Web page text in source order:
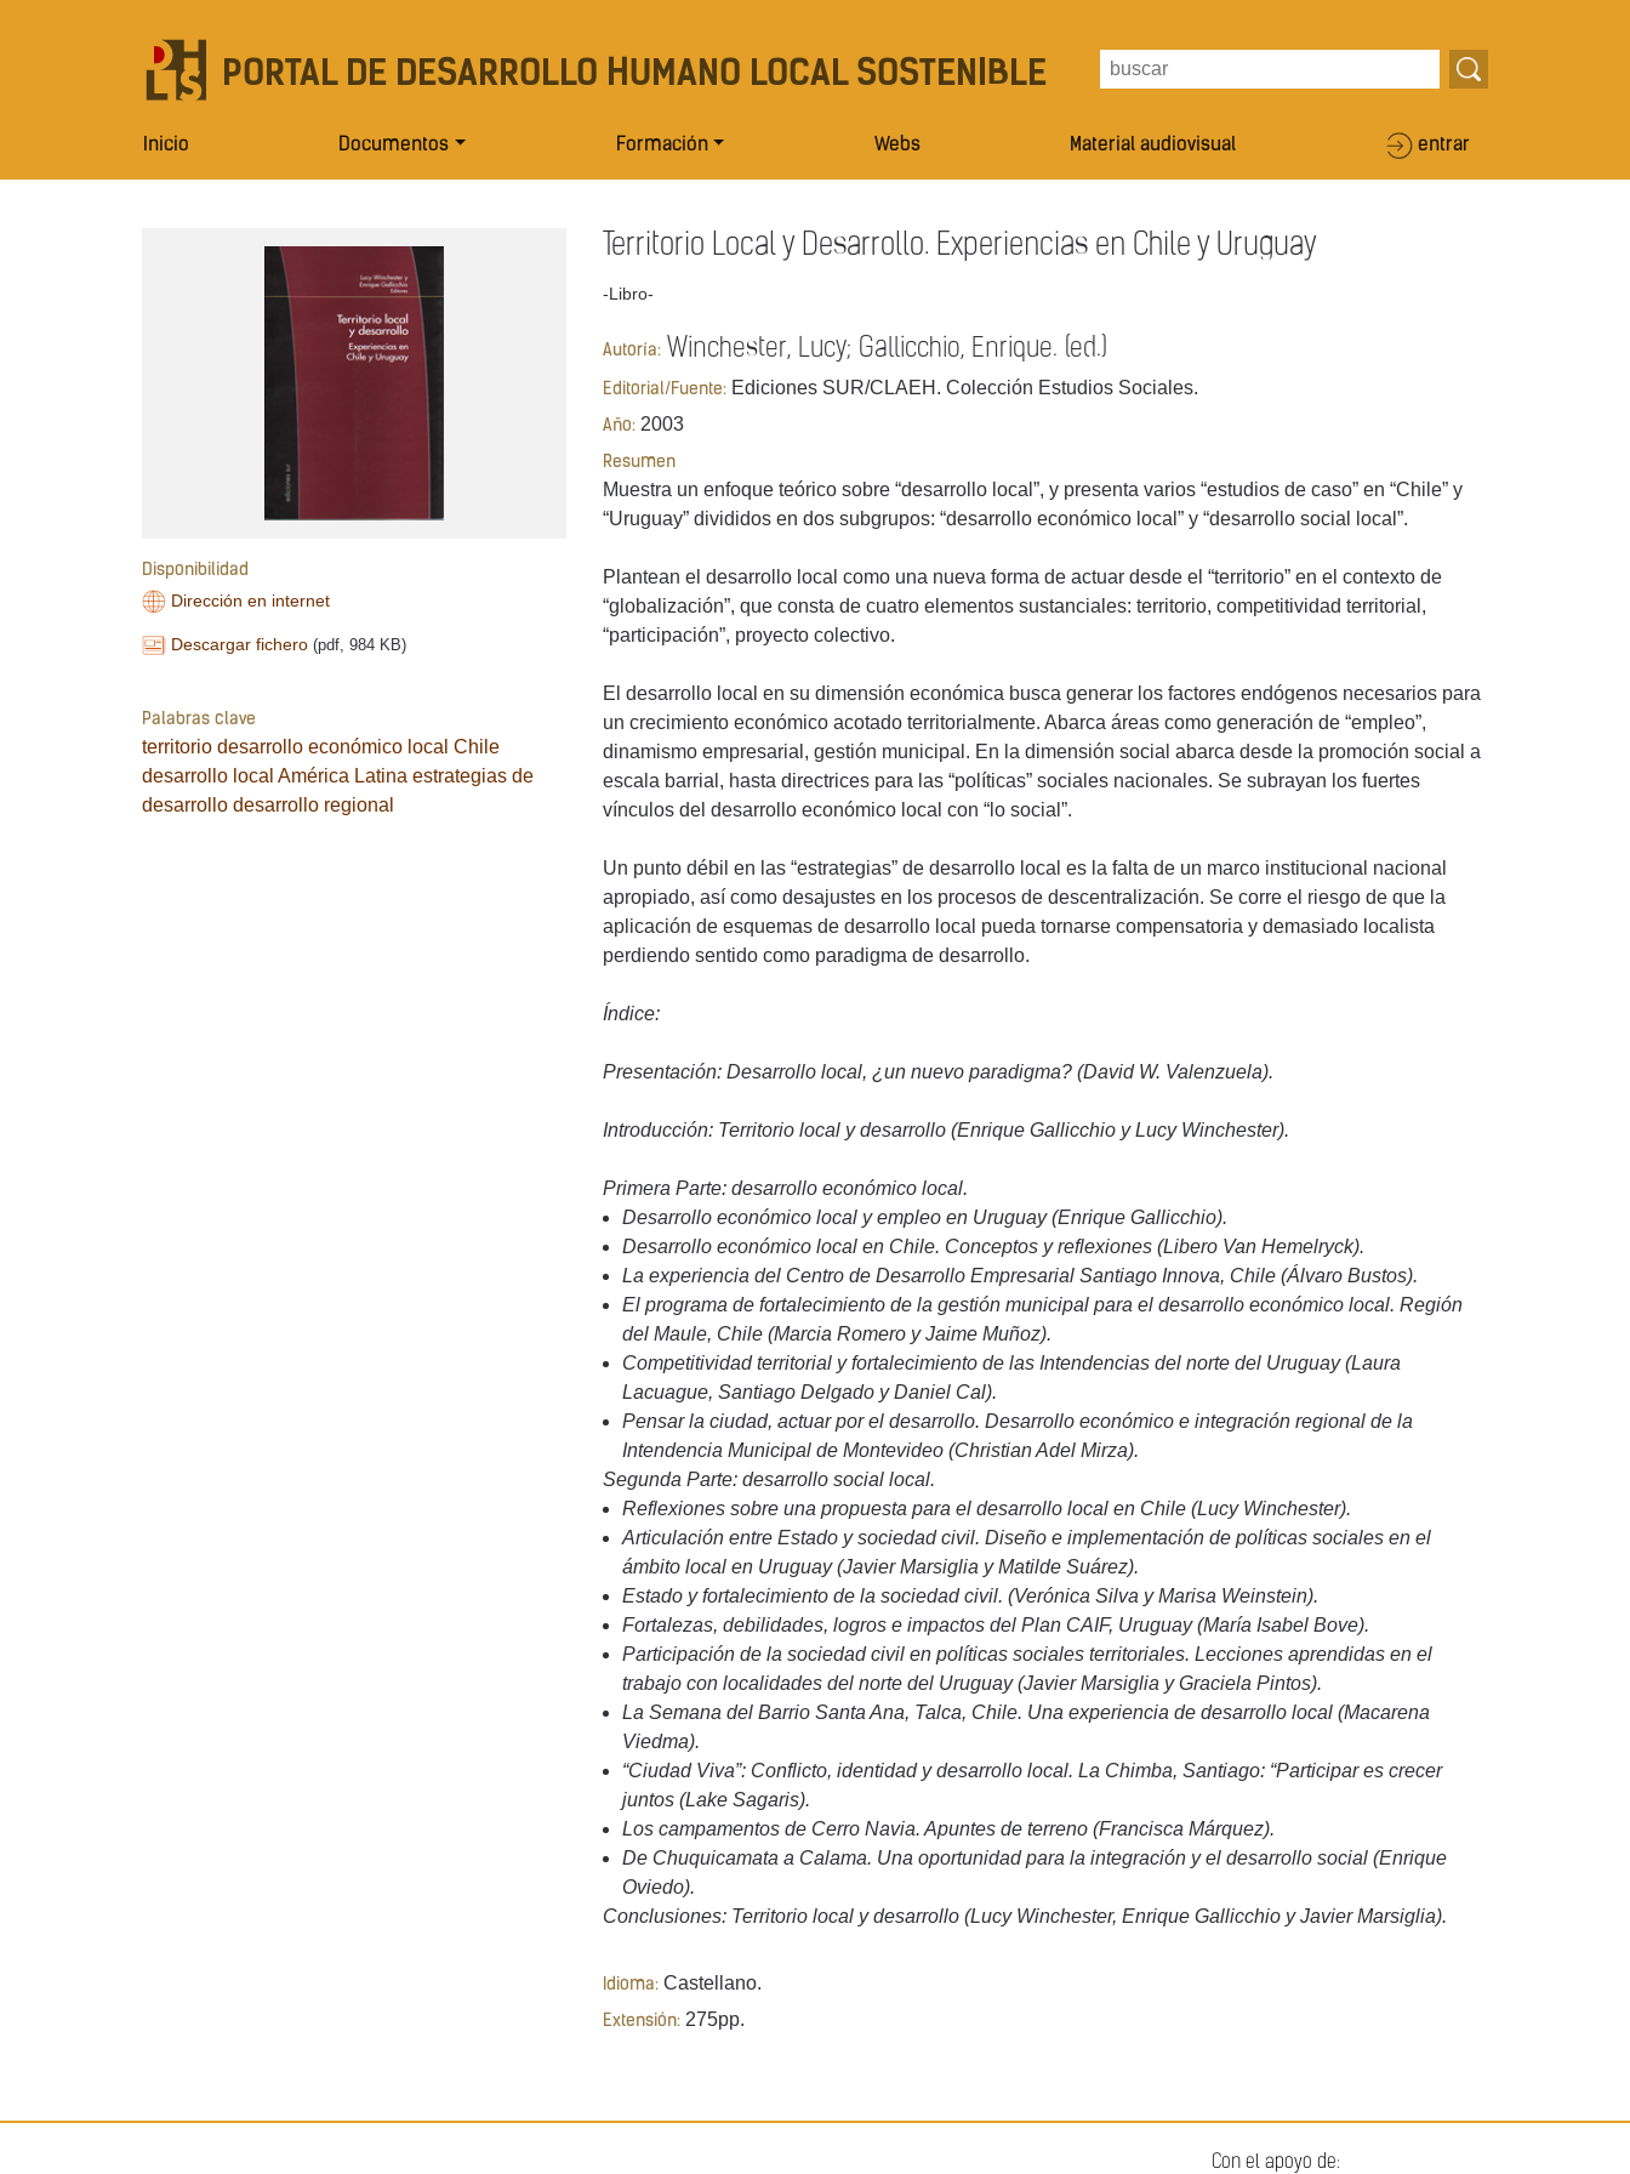
PORTAL DE DESARROLLO HUMANO LOCAL SOSTENIBLE
Inicio Documentos Formación Webs Material audiovisual entrar
Disponibilidad
Dirección en internet
Descargar fichero (pdf, 984 KB)
Palabras clave
territorio desarrollo económico local Chile
desarrollo local América Latina estrategias de
desarrollo desarrollo regional
Territorio Local y Desarrollo. Experiencias en Chile y Uruguay
-Libro-
Autoría: Winchester, Lucy; Gallicchio, Enrique. (ed.)
Editorial/Fuente: Ediciones SUR/CLAEH. Colección Estudios Sociales.
Año: 2003
Resumen
Muestra un enfoque teórico sobre “desarrollo local”, y presenta varios “estudios de caso” en “Chile” y
“Uruguay” divididos en dos subgrupos: “desarrollo económico local” y “desarrollo social local”.
Plantean el desarrollo local como una nueva forma de actuar desde el “territorio” en el contexto de
“globalización”, que consta de cuatro elementos sustanciales: territorio, competitividad territorial,
“participación”, proyecto colectivo.
El desarrollo local en su dimensión económica busca generar los factores endógenos necesarios para
un crecimiento económico acotado territorialmente. Abarca áreas como generación de “empleo”,
dinamismo empresarial, gestión municipal. En la dimensión social abarca desde la promoción social a
escala barrial, hasta directrices para las “políticas” sociales nacionales. Se subrayan los fuertes
vínculos del desarrollo económico local con “lo social”.
Un punto débil en las “estrategias” de desarrollo local es la falta de un marco institucional nacional
apropiado, así como desajustes en los procesos de descentralización. Se corre el riesgo de que la
aplicación de esquemas de desarrollo local pueda tornarse compensatoria y demasiado localista
perdiendo sentido como paradigma de desarrollo.
Índice:
Presentación: Desarrollo local, ¿un nuevo paradigma? (David W. Valenzuela).
Introducción: Territorio local y desarrollo (Enrique Gallicchio y Lucy Winchester).
Primera Parte: desarrollo económico local.
Desarrollo económico local y empleo en Uruguay (Enrique Gallicchio).
Desarrollo económico local en Chile. Conceptos y reflexiones (Libero Van Hemelryck).
La experiencia del Centro de Desarrollo Empresarial Santiago Innova, Chile (Álvaro Bustos).
El programa de fortalecimiento de la gestión municipal para el desarrollo económico local. Región
del Maule, Chile (Marcia Romero y Jaime Muñoz).
Competitividad territorial y fortalecimiento de las Intendencias del norte del Uruguay (Laura
Lacuague, Santiago Delgado y Daniel Cal).
Pensar la ciudad, actuar por el desarrollo. Desarrollo económico e integración regional de la
Intendencia Municipal de Montevideo (Christian Adel Mirza).
Segunda Parte: desarrollo social local.
Reflexiones sobre una propuesta para el desarrollo local en Chile (Lucy Winchester).
Articulación entre Estado y sociedad civil. Diseño e implementación de políticas sociales en el
ámbito local en Uruguay (Javier Marsiglia y Matilde Suárez).
Estado y fortalecimiento de la sociedad civil. (Verónica Silva y Marisa Weinstein).
Fortalezas, debilidades, logros e impactos del Plan CAIF, Uruguay (María Isabel Bove).
Participación de la sociedad civil en políticas sociales territoriales. Lecciones aprendidas en el
trabajo con localidades del norte del Uruguay (Javier Marsiglia y Graciela Pintos).
La Semana del Barrio Santa Ana, Talca, Chile. Una experiencia de desarrollo local (Macarena
Viedma).
“Ciudad Viva”: Conflicto, identidad y desarrollo local. La Chimba, Santiago: “Participar es crecer
juntos (Lake Sagaris).
Los campamentos de Cerro Navia. Apuntes de terreno (Francisca Márquez).
De Chuquicamata a Calama. Una oportunidad para la integración y el desarrollo social (Enrique
Oviedo).
Conclusiones: Territorio local y desarrollo (Lucy Winchester, Enrique Gallicchio y Javier Marsiglia).
Idioma: Castellano.
Extensión: 275pp.
Con el apoyo de: